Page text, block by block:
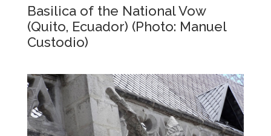
Basilica of the National Vow
(Quito, Ecuador) (Photo: Manuel
Custodio)